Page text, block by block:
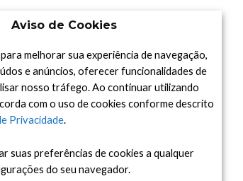
Aviso de Cookies
melhorar sua experiência de navegação,
e anúncios, oferecer funcionalidades de
nosso tráfego. Ao continuar utilizando
com o uso de cookies conforme descrito
Privacidade.
suas preferências de cookies a qualquer
do seu navegador.